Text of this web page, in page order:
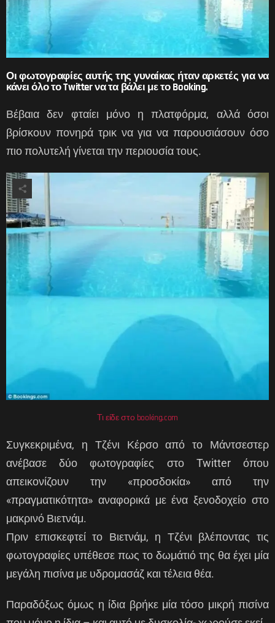
Οι φωτογραφίες αυτής της γυναίκας ήταν αρκετές για να
κάνει όλο το Twitter να τα βάλει με το Booking.
Βέβαια δεν φταίει μόνο η πλατφόρμα, αλλά όσοι
βρίσκουν πονηρά τρικ να για να παρουσιάσουν όσο
πιο πολυτελή γίνεται την περιουσία τους.
Τι είδε στο booking.com
Συγκεκριμένα, η Τζένι Κέρσο από το Μάντσεστερ
ανέβασε δύο φωτογραφίες στο Twitter όπου
απεικονίζουν την «προσδοκία» από την
«πραγματικότητα» αναφορικά με ένα ξενοδοχείο στο
μακρινό Βιετνάμ.
Πριν επισκεφτεί το Βιετνάμ, η Τζένι βλέποντας τις
φωτογραφίες υπέθεσε πως το δωμάτιό της θα έχει μία
μεγάλη πισίνα με υδρομασάζ και τέλεια θέα.
Παραδόξως όμως η ίδια βρήκε μία τόσο μικρή πισίνα